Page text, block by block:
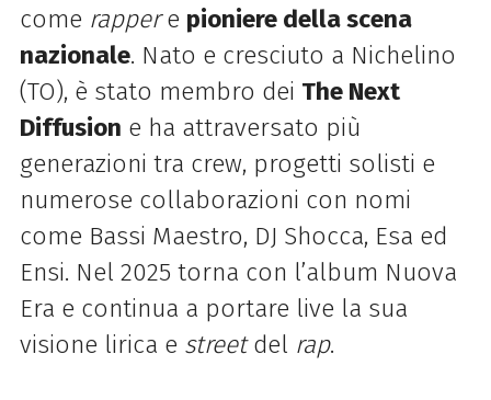
come rappere pioniere della scena
nazionale. Nato e cresciuto a Nichelino
(TO), è stato membro dei The Next
Diffusion e ha attraversato più
generazioni tra crew, progetti solisti e
numerose collaborazioni con nomi
come Bassi Maestro, DJ Shocca, Esa ed
Ensi. Nel 2025 torna con l’album Nuova
Era e continua a portare live la sua
visione lirica e streetdel rap.